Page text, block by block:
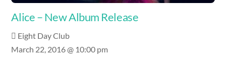
Alice – New Album Release
Eight Day Club
March 22, 2016 @ 10:00 pm